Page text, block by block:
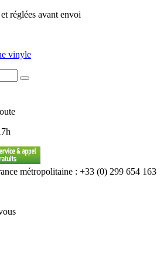
réglées avant envoi
vinyle
métropolitaine : +33 (0) 299 654 163